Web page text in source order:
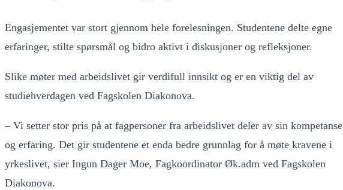
Engasjementet var stort gjennom hele forelesningen. Studentene delte egne
erfaringer, stilte spørsmål og bidro aktivt i diskusjoner og refleksjoner.
Slike møter med arbeidslivet gir verdifull innsikt og er en viktig del av
studiehverdagen ved Fagskolen Diakonova.
– Vi setter stor pris på at fagpersoner fra arbeidslivet deler av sin kompetanse
og erfaring. Det gir studentene et enda bedre grunnlag for å møte kravene i
yrkeslivet, sier Ingun Dager Moe, Fagkoordinator Øk.adm ved Fagskolen
Diakonova.